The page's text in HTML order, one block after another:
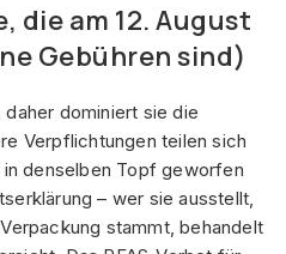
die am 12. August
Gebühren sind)
daher dominiert sie die
Verpflichtungen teilen sich
denselben Topf geworfen
– wer sie ausstellt,
stammt, behandelt